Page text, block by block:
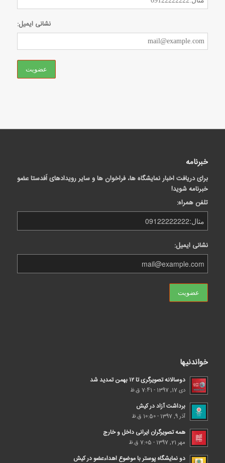
نشانی ایمیل:
خبرنامه
برای دریافت اخبار نمایشگاه ها، فراخوان ها و سایر رویدادهای اَفدستا عضو
خبرنامه شوید!
تلفن همراه:
نشانی ایمیل:
خواندنیها
دوسالانه تصویرگری تا ۱۲ بهمن تمدید شد
دی 17, 1397 - 7:41 ق.ظ
برداشت آزاد در کیش
آذر 9, 1397 - 10:50 ق.ظ
همه تصویرگران ایرانی داخل و خارج
مهر 21, 1397 - 7:05 ق.ظ
دو نمایشگاه پوستر با موضوع اهداء‌عضو در کیش